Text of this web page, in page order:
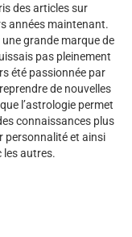
des articles sur
années maintenant.
grande marque de
pas pleinement
été passionnée par
de nouvelles
l’astrologie permet
connaissances plus
personnalité et ainsi
les autres.